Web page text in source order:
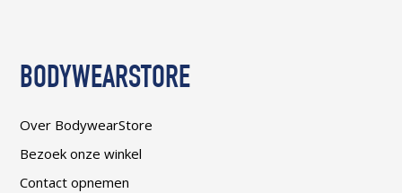
BODYWEARSTORE
Over BodywearStore
Bezoek onze winkel
Contact opnemen